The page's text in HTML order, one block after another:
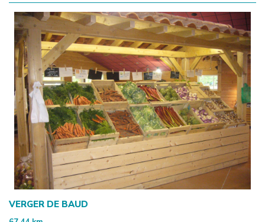
VERGER DE BAUD